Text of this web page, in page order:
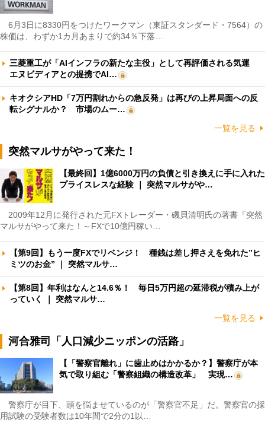
6月3日に8330円をつけたワークマン（東証スタンダード・7564）の
株価は、わずか1カ月あまりで約34％下落…
三菱重工が「AIインフラの新たな主役」として再評価される気運
エヌビディアとの提携でAI…
キオクシアHD「7万円割れからの急反発」は再びの上昇局面への反
転シグナルか？ 市場のムー…
一覧を見る
突然マルサがやって来た！
【最終回】1億6000万円の負債と引き換えに手に入れた
プライスレスな経験 ｜ 突然マルサがや…
2009年12月に発行された元FXトレーダー・磯貝清明氏の著書『突然
マルサがやって来た！～FXで10億円稼い…
【第9回】もう一度FXでリベンジ！ 種銭は差し押さえを免れた”ヒ
ミツのお金” ｜ 突然マルサ…
【第8回】年利はなんと14.6％！ 毎日5万円超の延滞税が積み上が
っていく ｜ 突然マルサ…
一覧を見る
河合雅司「人口減少ニッポンの活路」
【「警察官離れ」に歯止めはかかるか？】警察庁が本
気で取り組む「警察組織の構造改革」 実現…
警察庁が目下、頭を悩ませているのが「警察官不足」だ。警察官の採
用試験の受験者数は10年間で2分の1以…